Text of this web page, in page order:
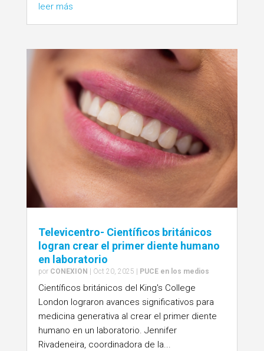
leer más
Televicentro- Científicos británicos
logran crear el primer diente humano
en laboratorio
por CONEXION Oct 20, 2025 PUCE en los medios
Científicos británicos del King's College
London lograron avances significativos para
medicina generativa al crear el primer diente
humano en un laboratorio. Jennifer
Rivadeneira, coordinadora de la...